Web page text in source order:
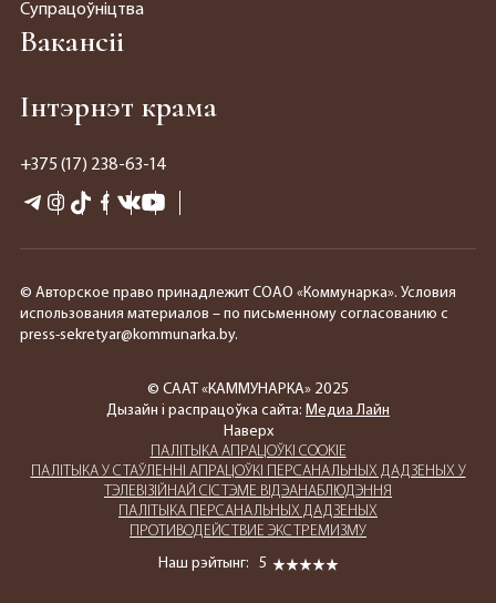
ПАЛIТЫКА АПРАЦОЎКІ COOKIE
ПАЛIТЫКА У СТАЎЛЕННІ АПРАЦОЎКІ ПЕРСАНАЛЬНЫХ ДАДЗЕНЫХ У
ТЭЛЕВІЗІЙНАЙ СІСТЭМЕ ВІДЭАНАБЛЮДЭННЯ
ПАЛIТЫКА ПЕРСАНАЛЬНЫХ ДАДЗЕНЫХ
ПРОТИВОДЕЙСТВИЕ ЭКСТРЕМИЗМУ
Наш рэйтынг:
5
Супрацоўніцтва
Вакансіі
Інтэрнэт крама
+375 (17) 238-63-14
© Авторское право принадлежит СОАО «Коммунарка». Условия
использования материалов – по письменному согласованию с
press-sekretyar@kommunarka.by.
© СААТ «КАММУНАРКА» 2025
Дызайн і распрацоўка сайта: Медиа Лайн
Наверх